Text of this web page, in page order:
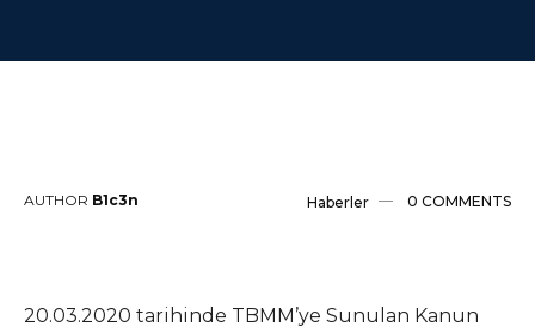
AUTHOR B1c3n Haberler 0 COMMENTS
20.03.2020 tarihinde TBMM’ye Sunulan Kanun